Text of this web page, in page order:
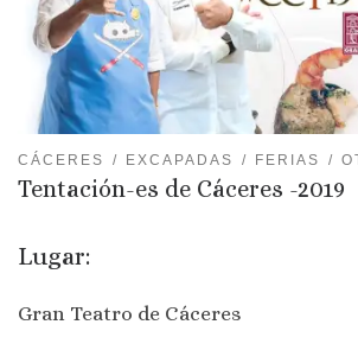
CÁCERES EXCAPADAS FERIAS
Tentación-es de Cáceres -2019
Lugar:
Gran Teatro de Cáceres